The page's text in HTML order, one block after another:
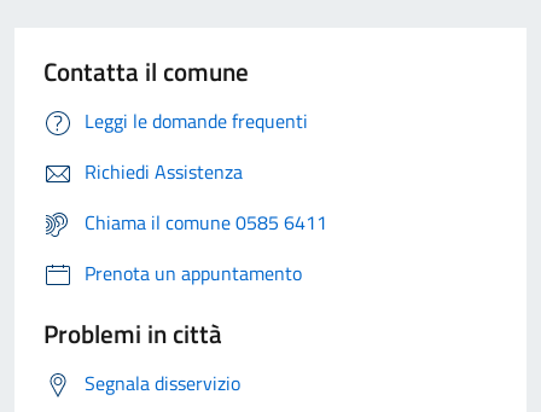
Contatta il comune
Leggi le domande frequenti
Richiedi Assistenza
Chiama il comune 0585 6411
Prenota un appuntamento
Problemi in città
Segnala disservizio